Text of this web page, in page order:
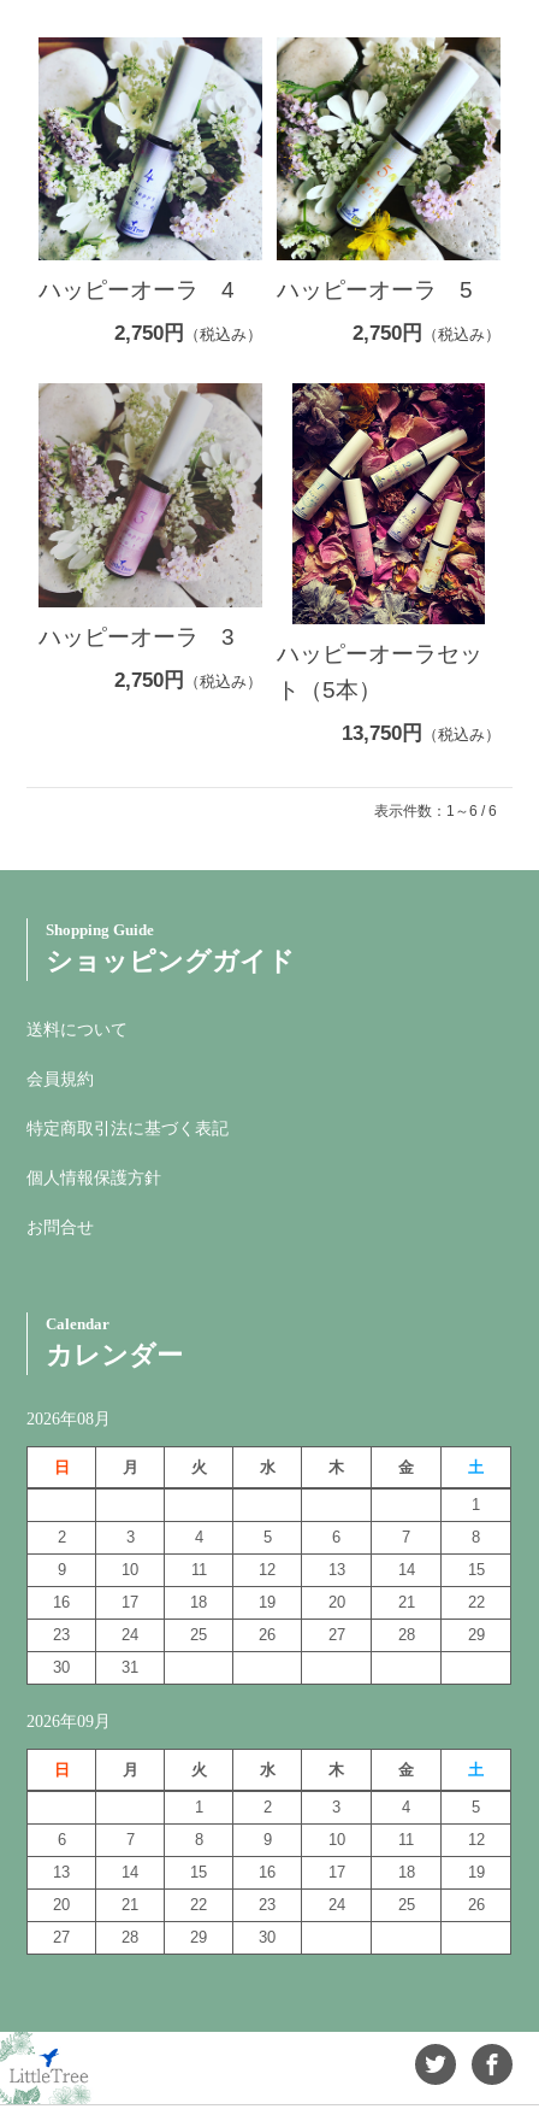
ハッピーオーラ 4
2,750円 （税込み）
ハッピーオーラ 5
2,750円 （税込み）
ハッピーオーラ 3
2,750円 （税込み）
ハッピーオーラセッ
ト（5本）
13,750円 （税込み）
表示件数：1～6 / 6
Shopping Guide
ショッピングガイド
送料について
会員規約
特定商取引法に基づく表記
個人情報保護方針
お問合せ
Calendar
カレンダー
2026年08月
日 月 火 水 木 金 土
1
2
3 4 5 6 7
8
9
10 11 12 13 14
15
16
17 18 19 20 21
22
23
24 25 26 27 28
29
30
31
2026年09月
日 月 火 水 木 金 土
1 2 3 4
5
6
7 8 9 10 11
12
13
14 15 16 17 18
19
20
21 22 23 24 25
26
27
28 29 30